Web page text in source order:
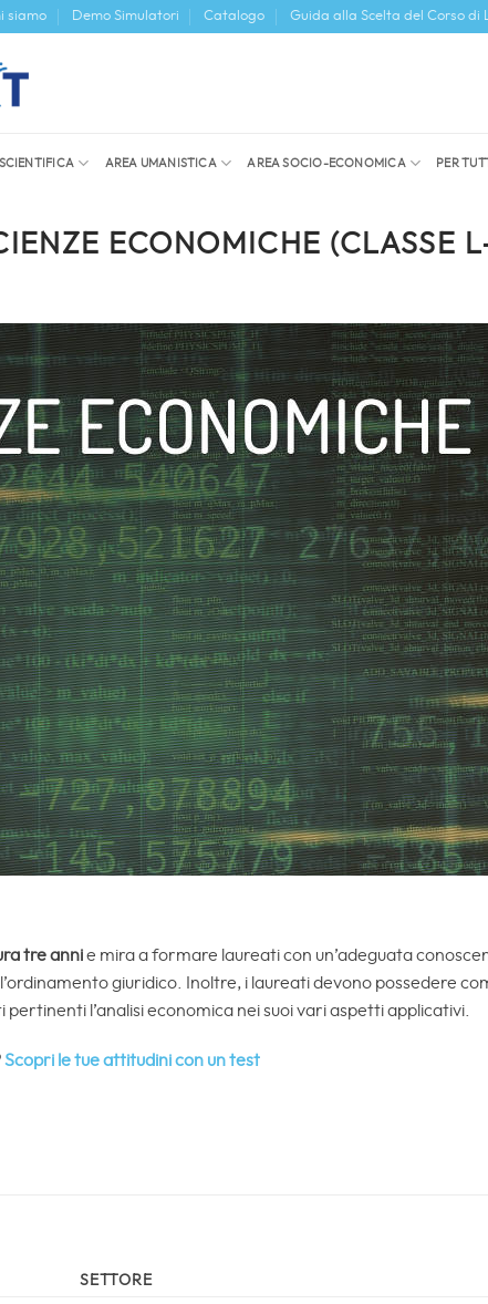
siamo Demo Simulatori Catalogo Guida alla Scelta del Corso di
AREA UMANISTICA AREA SOCIO-ECONOMICA PER
ECONOMICHE (CLASSE
tre annie mira a formare laureati con un’adeguata
giuridico. Inoltre, i laureati devono possedere
l’analisi economica nei suoi vari aspetti applicativi.
Scopri le tue attitudini con un test
SETTORE